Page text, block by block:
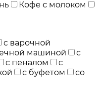
Кофе с молоком
с варочной
машиной
с
с пеналом
с
с буфетом
со